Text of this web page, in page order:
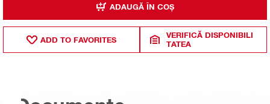
ADAUGĂ ÎN COȘ
ADD TO FAVORITES
VERIFICĂ DISPONIBILI
TATEA